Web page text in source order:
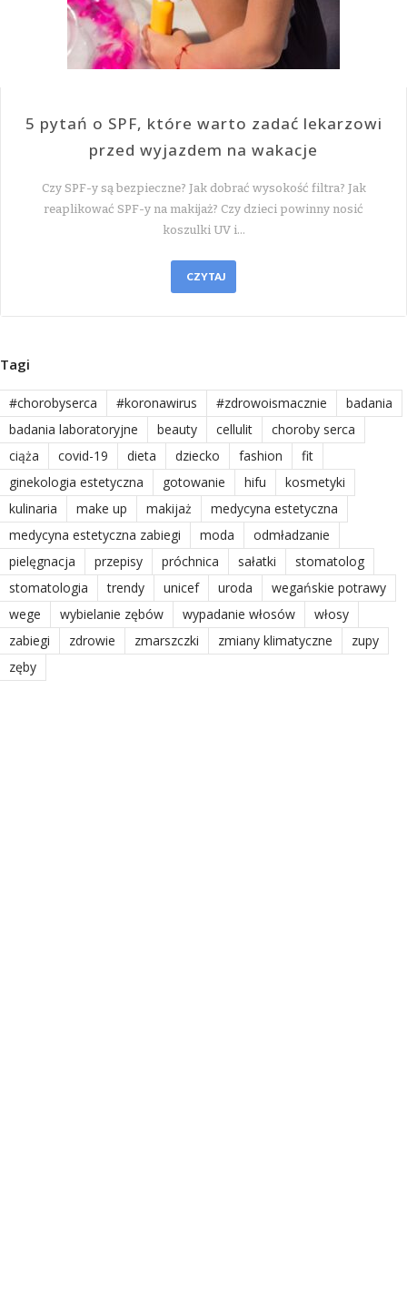
5 pytań o SPF, które warto zadać lekarzowi
przed wyjazdem na wakacje
Czy SPF-y są bezpieczne? Jak dobrać wysokość filtra? Jak
reaplikować SPF-y na makijaż? Czy dzieci powinny nosić
koszulki UV i…
CZYTAJ
Tagi
#chorobyserca #koronawirus #zdrowoismacznie
badania
badania laboratoryjne
beauty cellulit
choroby serca
ciąża
covid-19 dieta dziecko fashion
fit
ginekologia estetyczna
gotowanie hifu
kosmetyki
kulinaria
make up makijaż
medycyna estetyczna
medycyna estetyczna zabiegi
moda
odmładzanie
pielęgnacja
przepisy próchnica sałatki
stomatolog
stomatologia
trendy unicef uroda
wegańskie potrawy
wege
wybielanie zębów wypadanie włosów
włosy
zabiegi
zdrowie zmarszczki zmiany klimatyczne
zupy
zęby